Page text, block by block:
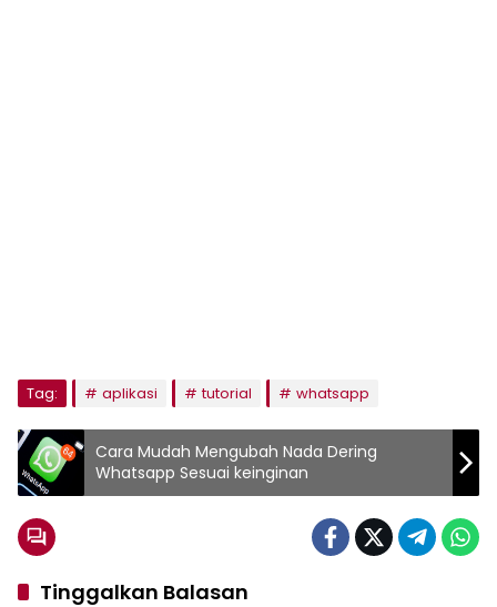
Tag: aplikasi tutorial whatsapp
Cara Mudah Mengubah Nada Dering
Whatsapp Sesuai keinginan
Tinggalkan Balasan